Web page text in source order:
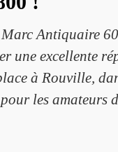
Antiquaire
une excellente
à Rouville,
les amateurs